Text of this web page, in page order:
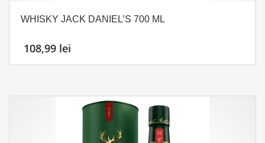
WHISKY JACK DANIEL’S 700 ML
108,99 lei